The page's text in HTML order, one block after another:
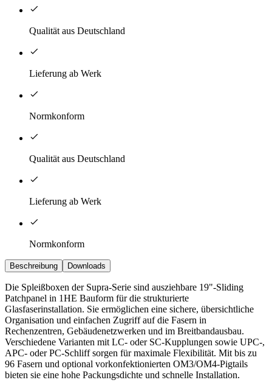
Qualität aus Deutschland
Lieferung ab Werk
Normkonform
Qualität aus Deutschland
Lieferung ab Werk
Normkonform
Beschreibung Downloads
Die Spleißboxen der Supra-Serie sind ausziehbare 19"-Sliding
Patchpanel in 1HE Bauform für die strukturierte
Glasfaserinstallation. Sie ermöglichen eine sichere, übersichtliche
Organisation und einfachen Zugriff auf die Fasern in
Rechenzentren, Gebäudenetzwerken und im Breitbandausbau.
Verschiedene Varianten mit LC- oder SC-Kupplungen sowie UPC-,
APC- oder PC-Schliff sorgen für maximale Flexibilität. Mit bis zu
96 Fasern und optional vorkonfektionierten OM3/OM4-Pigtails
bieten sie eine hohe Packungsdichte und schnelle Installation.